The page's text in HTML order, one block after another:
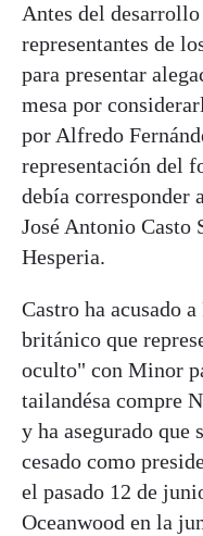
Antes del
representantes de
para presentar
mesa por
por Alfredo
representación del
debía corresponder
José Antonio Casto
Hesperia.
Castro ha acusado
británico que
oculto" con Minor
tailandésa compre
y ha asegurado que
cesado como
el pasado 12 de
Oceanwood en la